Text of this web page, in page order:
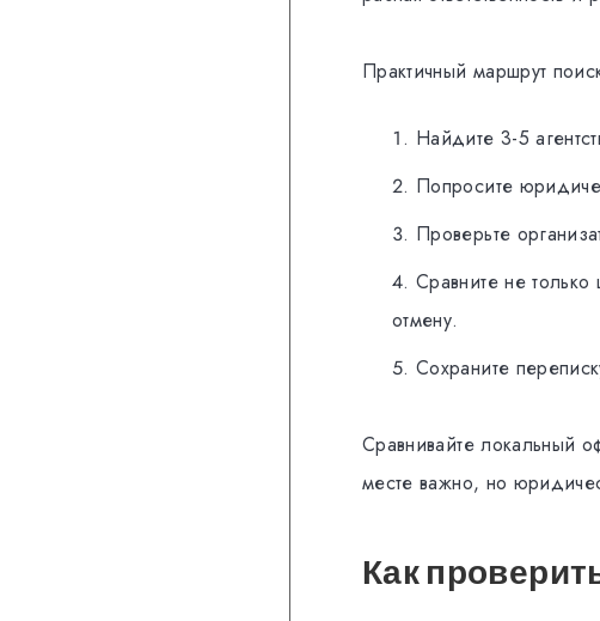
Практичный маршрут
Найдите 3-5
Попросите
Проверьте
Сравните не
отмену.
Сохраните
Сравнивайте локальный
месте важно, но
Как